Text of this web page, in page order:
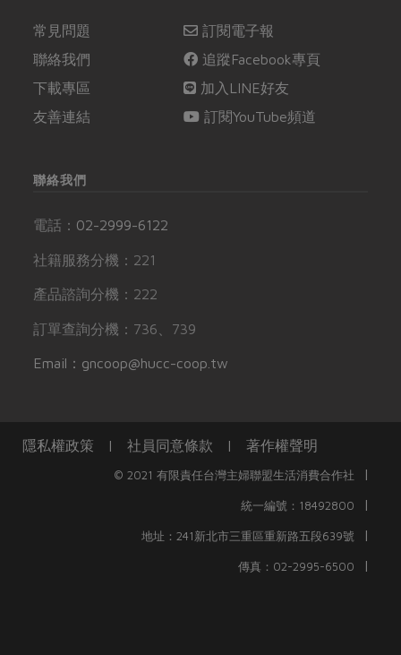
常見問題
聯絡我們
下載專區
友善連結
訂閱電子報
追蹤Facebook專頁
加入LINE好友
訂閱YouTube頻道
聯絡我們
電話： 02-2999-6122
社籍服務分機：221
產品諮詢分機：222
訂單查詢分機：736、739
Email：gncoop@hucc-coop.tw
隱私權政策 | 社員同意條款 | 著作權聲明
© 2021 有限責任台灣主婦聯盟生活消費合作社 |
統一編號：18492800 |
地址：241新北市三重區重新路五段639號 |
傳真：02-2995-6500 |